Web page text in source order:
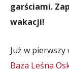
garściami.
wakacji!
Już w pierwszy
Baza Leśna